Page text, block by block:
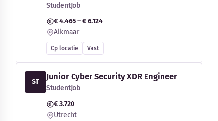
StudentJob
€ 4.465 – € 6.124
Alkmaar
Op locatie Vast
ST
Junior Cyber Security XDR Engineer
StudentJob
€ 3.720
Utrecht